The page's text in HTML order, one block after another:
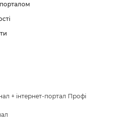
+ інтернет-портал Профі